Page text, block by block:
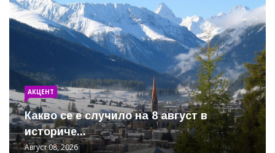
АКЦЕНТ
Какво се е случило на 8 август в
историче...
Август 08, 2026